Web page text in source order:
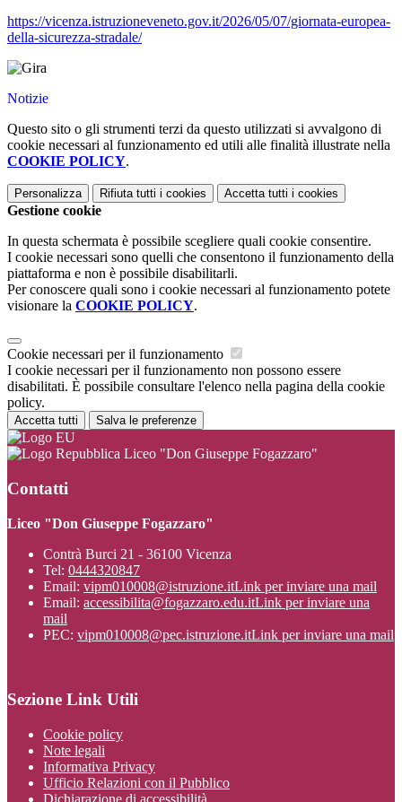
https://vicenza.istruzioneveneto.gov.it/2026/05/07/giornata-europea-
della-sicurezza-stradale/
Notizie
Questo sito o gli strumenti terzi da questo utilizzati si avvalgono di
cookie necessari al funzionamento ed utili alle finalità illustrate nella
COOKIE POLICY.
Personalizza Rifiuta tutti i cookies Accetta tutti i cookies
Gestione cookie
In questa schermata è possibile scegliere quali cookie consentire.
I cookie necessari sono quelli che consentono il funzionamento della
piattaforma e non è possibile disabilitarli.
Per conoscere quali sono i cookie necessari al funzionamento potete
visionare la COOKIE POLICY.
Cookie necessari per il funzionamento
I cookie necessari per il funzionamento non possono essere
disabilitati. È possibile consultare l'elenco nella pagina della cookie
policy.
Accetta tutti Salva le preferenze
Liceo "Don Giuseppe Fogazzaro"
Contatti
Liceo "Don Giuseppe Fogazzaro"
Contrà Burci 21 - 36100 Vicenza
Tel: 0444320847
Email: vipm010008@istruzione.itLink per inviare una mail
Email: accessibilita@fogazzaro.edu.itLink per inviare una
mail
PEC: vipm010008@pec.istruzione.itLink per inviare una mail
Sezione Link Utili
Cookie policy
Note legali
Informativa Privacy
Ufficio Relazioni con il Pubblico
Dichiarazione di accessibilità